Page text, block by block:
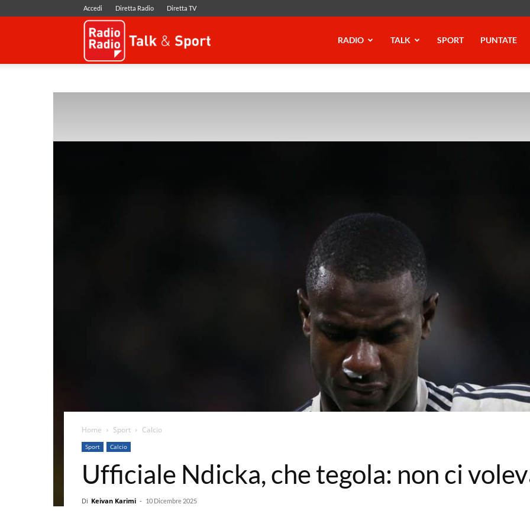
Accedi Diretta Radio Diretta TV
RADIO TALK SPORT PUNTATE
Home Sport Calcio
Sport Calcio
Ufficiale Ndicka, che tegola: non ci
Di Keivan Karimi - 10 Dicembre 2025